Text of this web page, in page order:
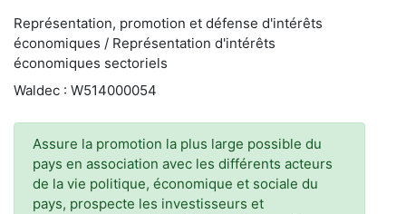
Représentation, promotion et défense d'intérêts
économiques / Représentation d'intérêts
économiques sectoriels
Waldec : W514000054
Assure la promotion la plus large possible du
pays en association avec les différents acteurs
de la vie politique, économique et sociale du
pays, prospecte les investisseurs et